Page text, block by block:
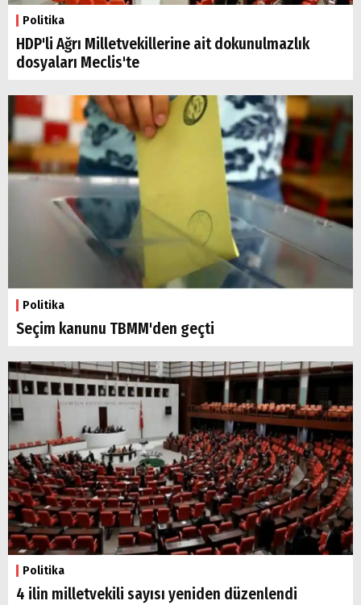
Politika
HDP'li Ağrı Milletvekillerine ait dokunulmazlık
dosyaları Meclis'te
Politika
Seçim kanunu TBMM'den geçti
Politika
4 ilin milletvekili sayısı yeniden düzenlendi